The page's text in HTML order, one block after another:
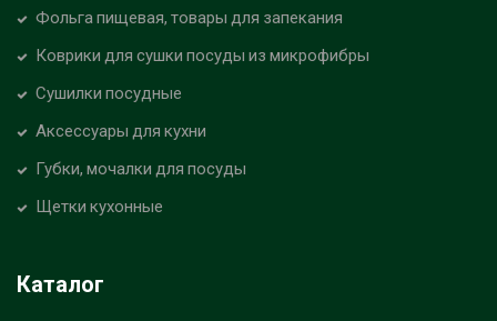
Фольга пищевая, товары для запекания
Коврики для сушки посуды из микрофибры
Сушилки посудные
Аксессуары для кухни
Губки, мочалки для посуды
Щетки кухонные
Каталог